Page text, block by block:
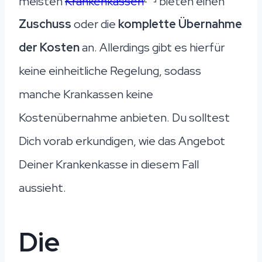
Zuschussoder die komplette Übernahme
der Kostenan. Allerdings gibt es hierfür
keine einheitliche Regelung, sodass
manche Krankassen keine
Kostenübernahme anbieten. Du solltest
Dich vorab erkundigen, wie das Angebot
Deiner Krankenkasse in diesem Fall
aussieht.
Die